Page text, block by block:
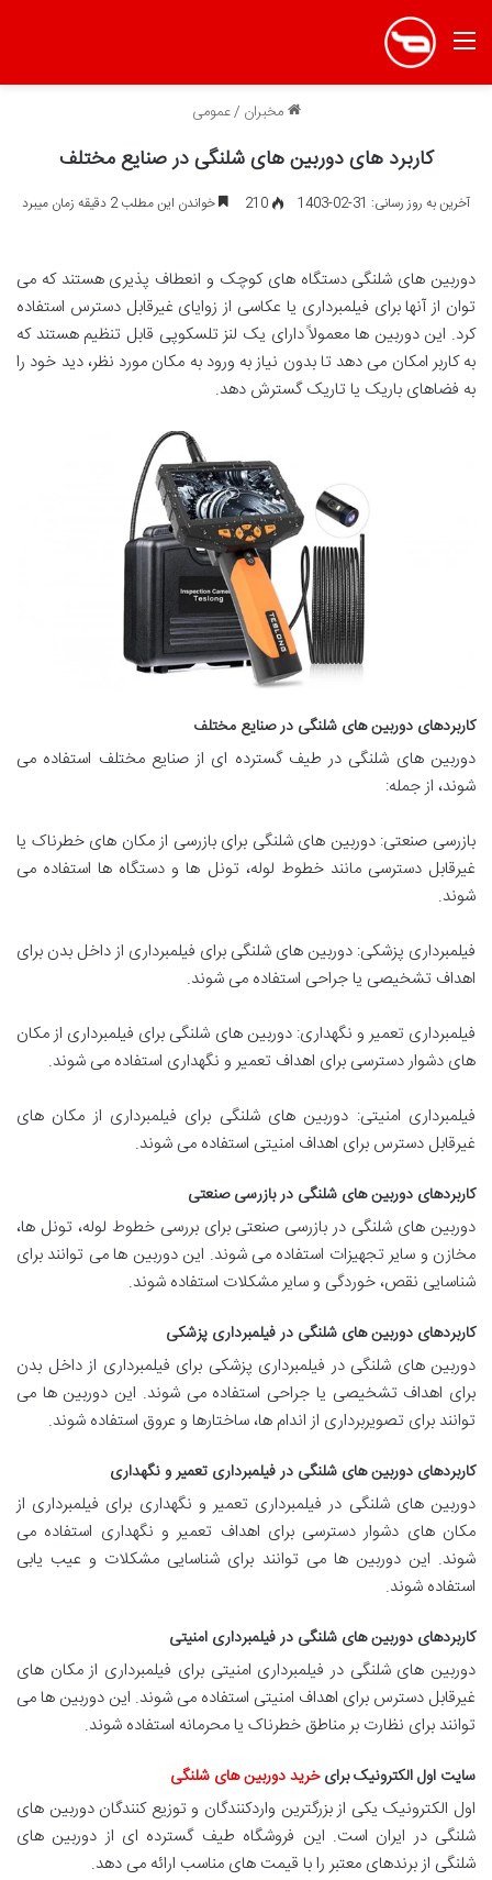
منو
مخبران /عمومی
کاربرد های دوربین های شلنگی در صنایع مختلف
آخرین به روز رسانی: 31-02-1403 210 خواندن این مطلب 2 دقیقه زمان میبرد
دوربین های شلنگی دستگاه های کوچک و انعطاف پذیری هستند که می
توان از آنها برای فیلمبرداری یا عکاسی از زوایای غیرقابل دسترس استفاده
کرد. این دوربین ها معمولاً دارای یک لنز تلسکوپی قابل تنظیم هستند که
به کاربر امکان می دهد تا بدون نیاز به ورود به مکان مورد نظر، دید خود را
به فضاهای باریک یا تاریک گسترش دهد.
کاربردهای دوربین های شلنگی در صنایع مختلف
دوربین های شلنگی در طیف گسترده ای از صنایع مختلف استفاده می
شوند، از جمله:
بازرسی صنعتی: دوربین های شلنگی برای بازرسی از مکان های خطرناک یا
غیرقابل دسترسی مانند خطوط لوله، تونل ها و دستگاه ها استفاده می
شوند.
فیلمبرداری پزشکی: دوربین های شلنگی برای فیلمبرداری از داخل بدن برای
اهداف تشخیصی یا جراحی استفاده می شوند.
فیلمبرداری تعمیر و نگهداری: دوربین های شلنگی برای فیلمبرداری از مکان
های دشوار دسترسی برای اهداف تعمیر و نگهداری استفاده می شوند.
فیلمبرداری امنیتی: دوربین های شلنگی برای فیلمبرداری از مکان های
غیرقابل دسترس برای اهداف امنیتی استفاده می شوند.
کاربردهای دوربین های شلنگی در بازرسی صنعتی
دوربین های شلنگی در بازرسی صنعتی برای بررسی خطوط لوله، تونل ها،
مخازن و سایر تجهیزات استفاده می شوند. این دوربین ها می توانند برای
شناسایی نقص، خوردگی و سایر مشکلات استفاده شوند.
کاربردهای دوربین های شلنگی در فیلمبرداری پزشکی
دوربین های شلنگی در فیلمبرداری پزشکی برای فیلمبرداری از داخل بدن
برای اهداف تشخیصی یا جراحی استفاده می شوند. این دوربین ها می
توانند برای تصویربرداری از اندام ها، ساختارها و عروق استفاده شوند.
کاربردهای دوربین های شلنگی در فیلمبرداری تعمیر و نگهداری
دوربین های شلنگی در فیلمبرداری تعمیر و نگهداری برای فیلمبرداری از
مکان های دشوار دسترسی برای اهداف تعمیر و نگهداری استفاده می
شوند. این دوربین ها می توانند برای شناسایی مشکلات و عیب یابی
استفاده شوند.
کاربردهای دوربین های شلنگی در فیلمبرداری امنیتی
دوربین های شلنگی در فیلمبرداری امنیتی برای فیلمبرداری از مکان های
غیرقابل دسترس برای اهداف امنیتی استفاده می شوند. این دوربین ها می
توانند برای نظارت بر مناطق خطرناک یا محرمانه استفاده شوند.
سایت اول الکترونیک برایخرید دوربین های شلنگی
اول الکترونیک یکی از بزرگترین واردکنندگان و توزیع کنندگان دوربین های
شلنگی در ایران است. این فروشگاه طیف گسترده ای از دوربین های
شلنگی از برندهای معتبر را با قیمت های مناسب ارائه می دهد.